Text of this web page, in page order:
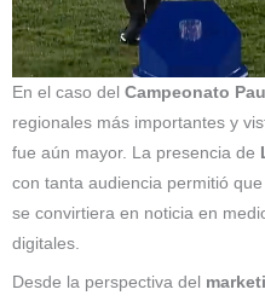
En el caso del Campeonato
regionales más importantes y
fue aún mayor. La presencia de
con tanta audiencia permitió
se convirtiera en noticia en
digitales.
Desde la perspectiva del